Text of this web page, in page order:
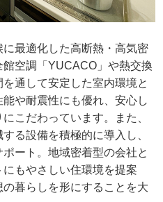
最適化した高断熱・高気密
空調「YUCACO」や熱交換
通して安定した室内環境と
や耐震性にも優れ、安心し
こだわっています。また、
る設備を積極的に導入し、
ート。地域密着型の会社と
もやさしい住環境を提案
暮らしを形にすることを大